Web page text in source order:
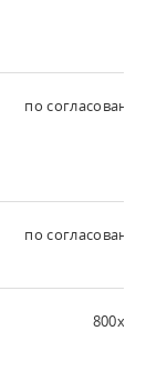
по согласованию
по согласованию